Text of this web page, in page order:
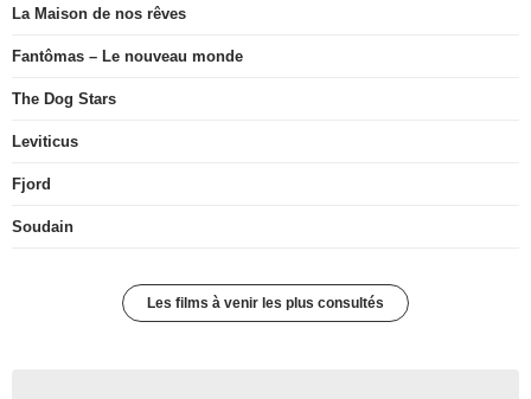
La Maison de nos rêves
Fantômas – Le nouveau monde
The Dog Stars
Leviticus
Fjord
Soudain
Les films à venir les plus consultés